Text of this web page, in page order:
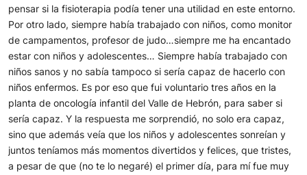
pensar si la fisioterapia podía tener una utilidad en este entorno.
Por otro lado, siempre había trabajado con niños, como monitor
de campamentos, profesor de judo…siempre me ha encantado
estar con niños y adolescentes… Siempre había trabajado con
niños sanos y no sabía tampoco si sería capaz de hacerlo con
niños enfermos. Es por eso que fui voluntario tres años en la
planta de oncología infantil del Valle de Hebrón, para saber si
sería capaz. Y la respuesta me sorprendió, no solo era capaz,
sino que además veía que los niños y adolescentes sonreían y
juntos teníamos más momentos divertidos y felices, que tristes,
a pesar de que (no te lo negaré) el primer día, para mí fue muy